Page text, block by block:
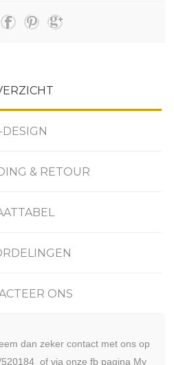
DESIGN
& RETOUR
ONS
dan zeker contact met ons op
of via onze fb pagina My